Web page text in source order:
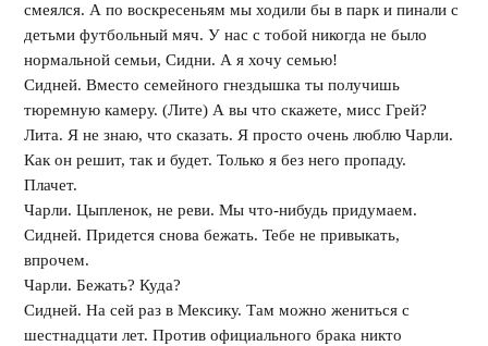
смеялся. А по воскресеньям мы ходили бы в парк и пинали с
детьми футбольный мяч. У нас с тобой никогда не было
нормальной семьи, Сидни. А я хочу семью!
Сидней. Вместо семейного гнездышка ты получишь
тюремную камеру. (Лите) А вы что скажете, мисс Грей?
Лита. Я не знаю, что сказать. Я просто очень люблю Чарли.
Как он решит, так и будет. Только я без него пропаду.
Плачет.
Чарли. Цыпленок, не реви. Мы что-нибудь придумаем.
Сидней. Придется снова бежать. Тебе не привыкать,
впрочем.
Чарли. Бежать? Куда?
Сидней. На сей раз в Мексику. Там можно жениться с
шестнадцати лет. Против официального брака никто